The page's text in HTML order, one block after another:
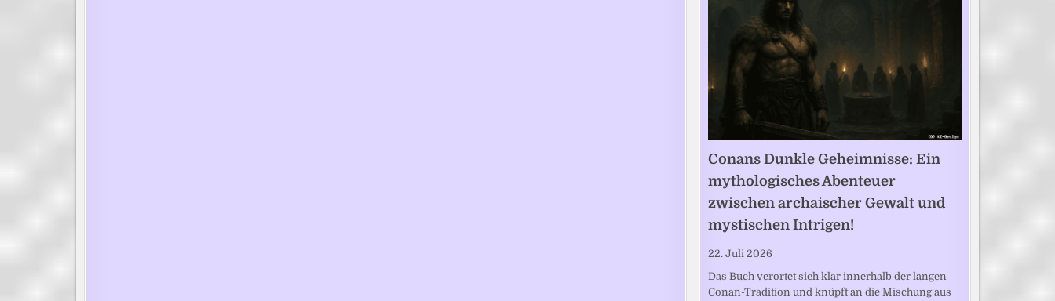
Conans Dunkle Geheimnisse: Ein
mythologisches Abenteuer
zwischen archaischer Gewalt und
mystischen Intrigen!
22. Juli 2026
Das Buch verortet sich klar innerhalb der langen
Conan-Tradition und knüpft an die Mischung aus